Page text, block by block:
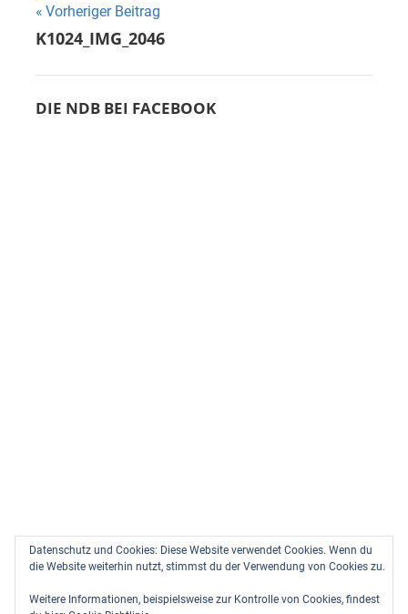
Beitragsnavigation
Vorheriger Beitrag
K1024_IMG_2046
DIE NDB BEI FACEBOOK
Datenschutz und Cookies: Diese Website verwendet Cookies. Wenn du
die Website weiterhin nutzt, stimmst du der Verwendung von Cookies zu.
Weitere Informationen, beispielsweise zur Kontrolle von Cookies, findest